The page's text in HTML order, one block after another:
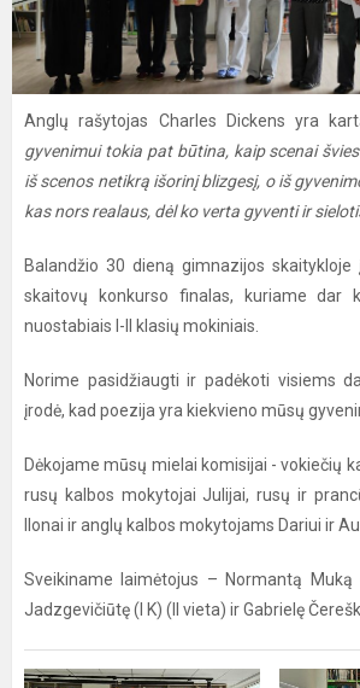
Anglų rašytojas Charles Dickens yra
gyvenimui tokia pat būtina, kaip scenai
iš scenos netikrą išorinį blizgesį, o iš
kas nors realaus, dėl ko verta gyventi ir
Balandžio 30 dieną gimnazijos skaitykloje
skaitovų konkurso finalas, kuriame dar
nuostabiais I-II klasių mokiniais.
Norime pasidžiaugti ir padėkoti visiems
įrodė, kad poezija yra kiekvieno mūsų
Dėkojame mūsų mielai komisijai - vokiečių
rusų kalbos mokytojai Julijai, rusų ir
Ilonai ir anglų kalbos mokytojams Dariui ir
Sveikiname laimėtojus – Normantą Muką
Jadzgevičiūtę (I K) (II vieta) ir Gabrielę